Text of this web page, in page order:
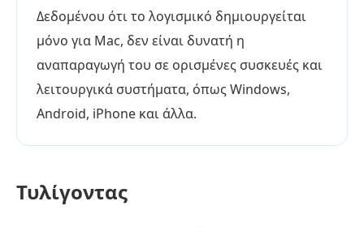
Δεδομένου ότι το λογισμικό δημιουργείται
μόνο για Mac, δεν είναι δυνατή η
αναπαραγωγή του σε ορισμένες συσκευές και
λειτουργικά συστήματα, όπως Windows,
Android, iPhone και άλλα.
Τυλίγοντας